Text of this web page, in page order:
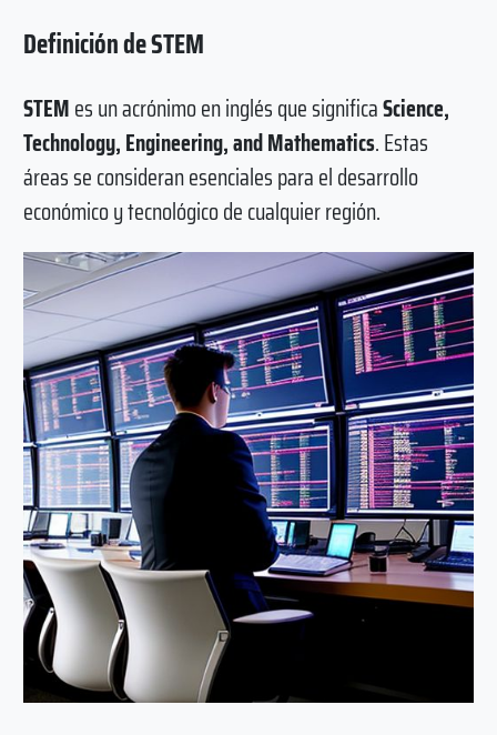
Definición de STEM
STEMes un acrónimo en inglés que significaScience,
Technology, Engineering, and Mathematics. Estas
áreas se consideran esenciales para el desarrollo
económico y tecnológico de cualquier región.